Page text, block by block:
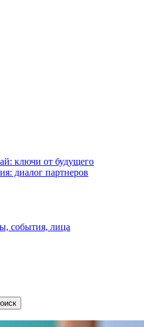
ключи от будущего
диалог партнеров
события, лица